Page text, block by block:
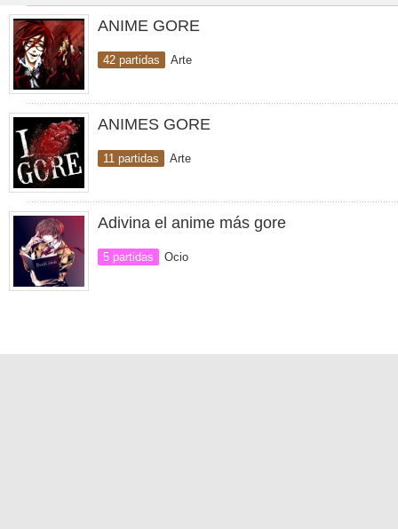
ANIME GORE
42 partidas Arte
ANIMES GORE
11 partidas Arte
Adivina el anime más gore
5 partidas Ocio